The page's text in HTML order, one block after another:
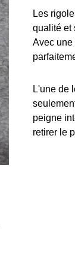
Les
qualité et
Avec une
L'une de
peigne
retirer le